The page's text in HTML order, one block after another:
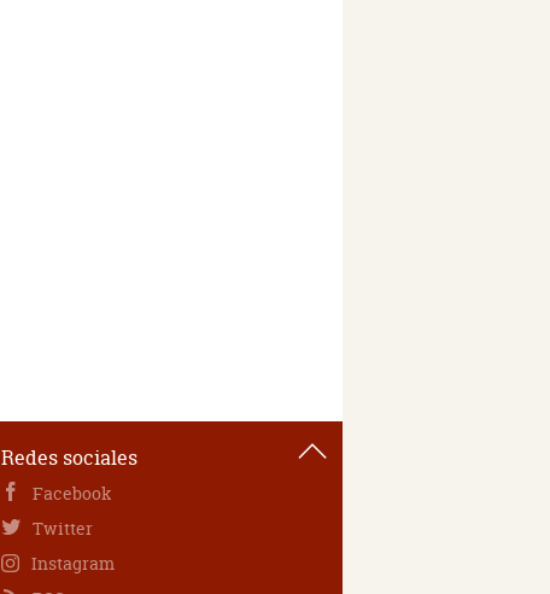
Redes sociales
Facebook
Twitter
Instagram